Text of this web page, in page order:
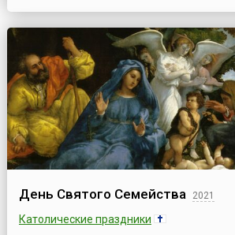
День Святого Семейства 2021
Католические праздники